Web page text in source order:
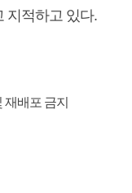
지적하고 있다.
재배포 금지